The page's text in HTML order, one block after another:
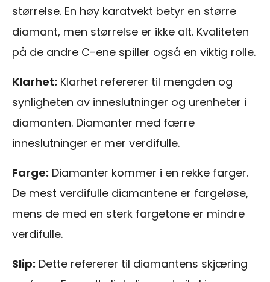
størrelse. En høy karatvekt betyr en større
diamant, men størrelse er ikke alt. Kvaliteten
på de andre C-ene spiller også en viktig rolle.
Klarhet: Klarhet refererer til mengden og
synligheten av inneslutninger og urenheter i
diamanten. Diamanter med færre
inneslutninger er mer verdifulle.
Farge: Diamanter kommer i en rekke farger.
De mest verdifulle diamantene er fargeløse,
mens de med en sterk fargetone er mindre
verdifulle.
Slip: Dette refererer til diamantens skjæring